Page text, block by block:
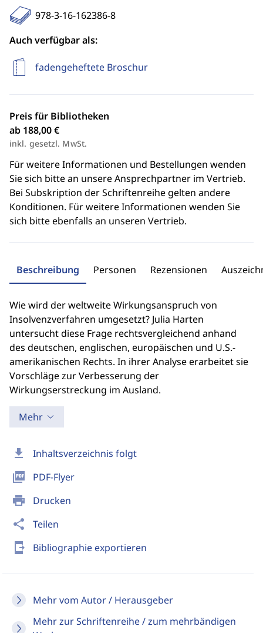
download Inhaltsverzeichnis folgt
picture_as_pdf PDF-Flyer
print Drucken
share Teilen
send_to_mobile Bibliographie exportieren
Mehr vom Autor / Herausgeber
Mehr zur Schriftenreihe / zum mehrbändigen
978-3-16-162386-8
Auch verfügbar als:
fadengeheftete Broschur
Preis für Bibliotheken
ab 188,00 €
inkl. gesetzl. MwSt.
Für weitere Informationen und Bestellungen wenden
Sie sich bitte an unsere Ansprechpartner im Vertrieb.
Bei Subskription der Schriftenreihe gelten andere
Konditionen. Für weitere Informationen wenden Sie
sich bitte ebenfalls an unseren Vertrieb.
Beschreibung Personen Rezensionen
Wie wird der weltweite Wirkungsanspruch von
Insolvenzverfahren umgesetzt? Julia Harten
untersucht diese Frage rechtsvergleichend anhand
des deutschen, englischen, europäischen und U.S.-
amerikanischen Rechts. In ihrer Analyse erarbeitet sie
Vorschläge zur Verbesserung der
Wirkungserstreckung im Ausland.
Mehr